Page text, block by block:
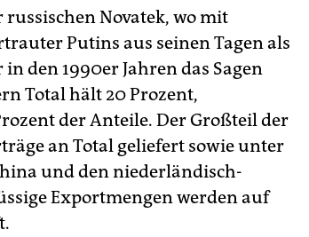
Novatek, wo mit
Putins aus seinen Tagen als
den 1990er Jahren das Sagen
Total hält 20 Prozent,
der Anteile. Der Großteil der
an Total geliefert sowie unter
und den niederländisch-
Exportmengen werden auf